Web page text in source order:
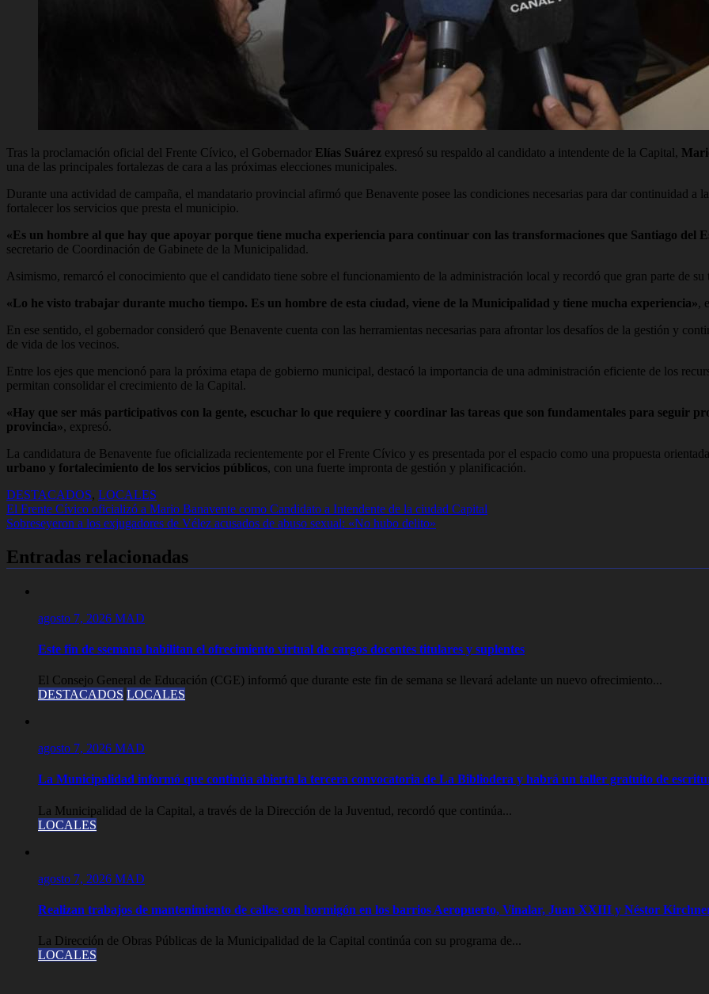
Tras la proclamación oficial del Frente Cívico, el Gobernador Elías Suárez expresó su respaldo al candidato a intendente de la Capital,
una de las principales fortalezas de cara a las próximas elecciones municipales.
Durante una actividad de campaña, el mandatario provincial afirmó que Benavente posee las condiciones necesarias para dar continuidad a
fortalecer los servicios que presta el municipio.
«Es un hombre al que hay que apoyar porque tiene mucha experiencia para continuar con las transformaciones que Santiago del
secretario de Coordinación de Gabinete de la Municipalidad.
Asimismo, remarcó el conocimiento que el candidato tiene sobre el funcionamiento de la administración local y recordó que gran parte de
«Lo he visto trabajar durante mucho tiempo. Es un hombre de esta ciudad, viene de la Municipalidad y tiene mucha experiencia»,
En ese sentido, el gobernador consideró que Benavente cuenta con las herramientas necesarias para afrontar los desafíos de la gestión y
de vida de los vecinos.
Entre los ejes que mencionó para la próxima etapa de gobierno municipal, destacó la importancia de una administración eficiente de los
permitan consolidar el crecimiento de la Capital.
«Hay que ser más participativos con la gente, escuchar lo que requiere y coordinar las tareas que son fundamentales para seguir
provincia», expresó.
La candidatura de Benavente fue oficializada recientemente por el Frente Cívico y es presentada por el espacio como una propuesta
urbano y fortalecimiento de los servicios públicos, con una fuerte impronta de gestión y planificación.
DESTACADOS, LOCALES
Navegación
de
entradas
El Frente Cívico oficializó a Mario Banavente como Candidato a Intendente de la ciudad Capital
Sobreseyeron a los exjugadores de Vélez acusados de abuso sexual: «No hubo delito»
Entradas relacionadas
agosto 7, 2026 MAD
Este fin de ssemana habilitan el ofrecimiento virtual de cargos docentes titulares y suplentes
El Consejo General de Educación (CGE) informó que durante este fin de semana se llevará adelante un nuevo ofrecimiento...
DESTACADOS LOCALES
agosto 7, 2026 MAD
La Municipalidad informó que continúa abierta la tercera convocatoria de La Bibliodera y habrá un taller gratuito de
La Municipalidad de la Capital, a través de la Dirección de la Juventud, recordó que continúa...
LOCALES
agosto 7, 2026 MAD
Realizan trabajos de mantenimiento de calles con hormigón en los barrios Aeropuerto, Vinalar, Juan XXIII y Néstor
La Dirección de Obras Públicas de la Municipalidad de la Capital continúa con su programa de...
LOCALES